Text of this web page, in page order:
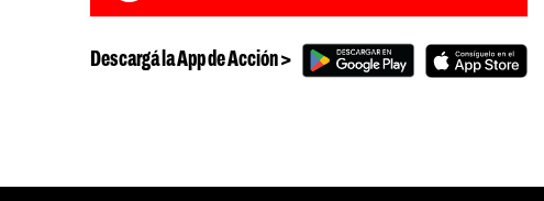
Descargá la App de Acción >